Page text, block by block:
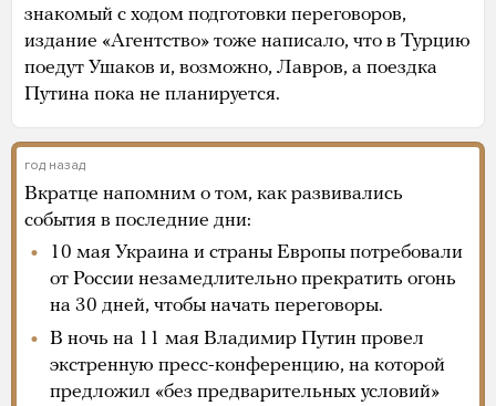
знакомый с ходом подготовки переговоров,
издание «Агентство» тоже написало, что в Турцию
поедут Ушаков и, возможно, Лавров, а поездка
Путина пока не планируется.
год назад
Вкратце напомним о том, как развивались
события в последние дни:
10 мая Украина и страны Европы потребовали
от России незамедлительно прекратить огонь
на 30 дней, чтобы начать переговоры.
В ночь на 11 мая Владимир Путин провел
экстренную пресс-конференцию, на которой
предложил «без предварительных условий»